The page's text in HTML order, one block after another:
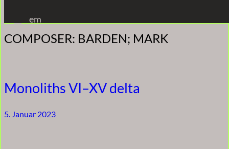
Inhalt
springen
em
COMPOSER: BARDEN; MARK
Monoliths VI–XV delta
5. Januar 2023